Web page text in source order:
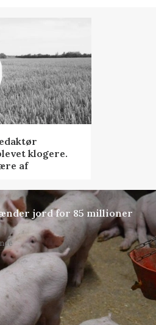
klogere.
af
jord for 85 millioner